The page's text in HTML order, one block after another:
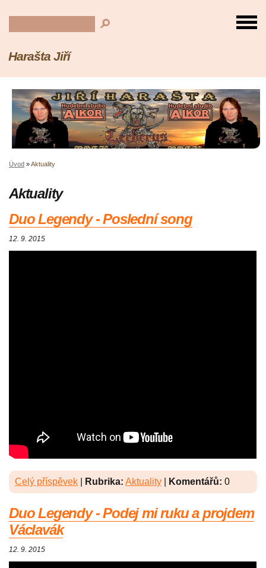
Harašta Jiří
Úvod »Aktuality
Aktuality
Duo Legendy - Poslední song
12. 9. 2015
Celý příspěvek Rubrika: Aktuality Komentářů: 0
Duo Legendy - Podej mi ruku a projdem
Václavák
12. 9. 2015